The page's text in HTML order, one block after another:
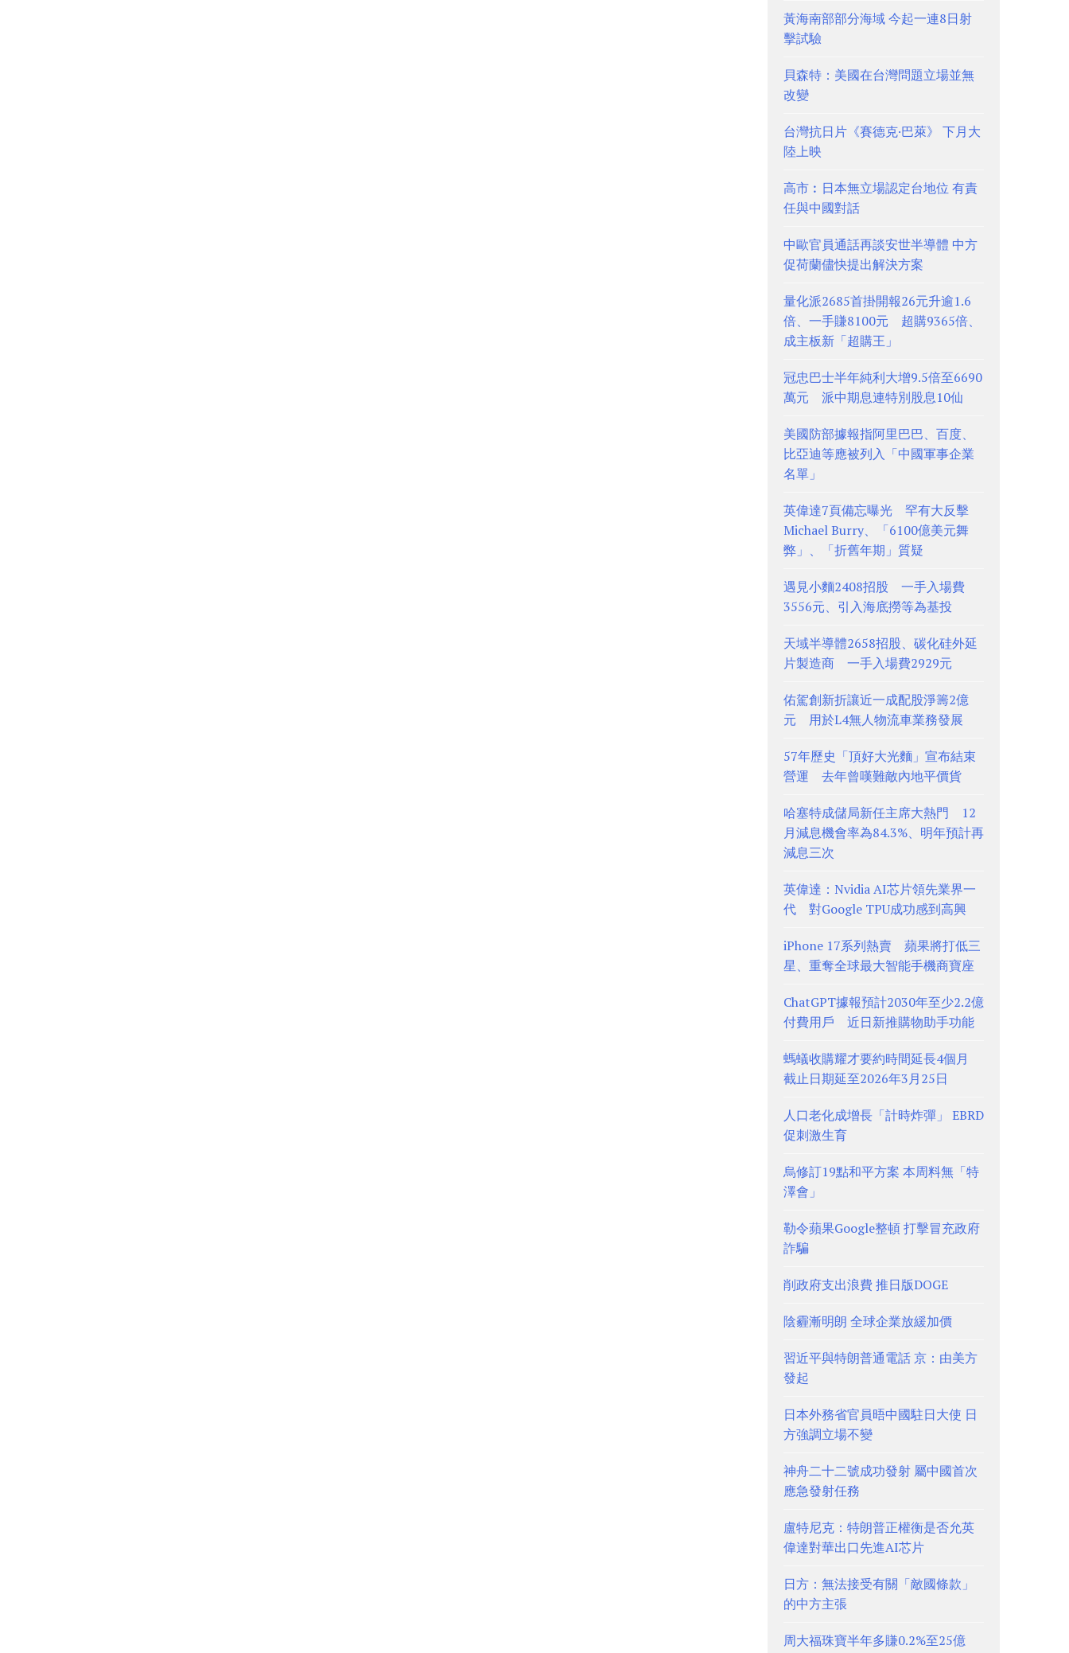
黃海南部部分海域 今起一連8日射
擊試驗
貝森特：美國在台灣問題立場並無
改變
台灣抗日片《賽德克·巴萊》 下月大
陸上映
高市︰日本無立場認定台地位 有責
任與中國對話
中歐官員通話再談安世半導體 中方
促荷蘭儘快提出解決方案
量化派2685首掛開報26元升逾1.6
倍、一手賺8100元 超購9365倍、
成主板新「超購王」
冠忠巴士半年純利大增9.5倍至6690
萬元 派中期息連特別股息10仙
美國防部據報指阿里巴巴、百度、
比亞迪等應被列入「中國軍事企業
名單」
英偉達7頁備忘曝光 罕有大反擊
Michael Burry、「6100億美元舞
弊」、「折舊年期」質疑
遇見小麵2408招股 一手入場費
3556元、引入海底撈等為基投
天域半導體2658招股、碳化硅外延
片製造商 一手入場費2929元
佑駕創新折讓近一成配股淨籌2億
元 用於L4無人物流車業務發展
57年歷史「頂好大光麵」宣布結束
營運 去年曾嘆難敵內地平價貨
哈塞特成儲局新任主席大熱門 12
月減息機會率為84.3%、明年預計再
減息三次
英偉達：Nvidia AI芯片領先業界一
代 對Google TPU成功感到高興
iPhone 17系列熱賣 蘋果將打低三
星、重奪全球最大智能手機商寶座
ChatGPT據報預計2030年至少2.2億
付費用戶 近日新推購物助手功能
螞蟻收購耀才要約時間延長4個月
截止日期延至2026年3月25日
人口老化成增長「計時炸彈」 EBRD
促刺激生育
烏修訂19點和平方案 本周料無「特
澤會」
勒令蘋果Google整頓 打擊冒充政府
詐騙
削政府支出浪費 推日版DOGE
陰霾漸明朗 全球企業放緩加價
習近平與特朗普通電話 京：由美方
發起
日本外務省官員晤中國駐日大使 日
方強調立場不變
神舟二十二號成功發射 屬中國首次
應急發射任務
盧特尼克：特朗普正權衡是否允英
偉達對華出口先進AI芯片
日方：無法接受有關「敵國條款」
的中方主張
周大福珠寶半年多賺0.2%至25億